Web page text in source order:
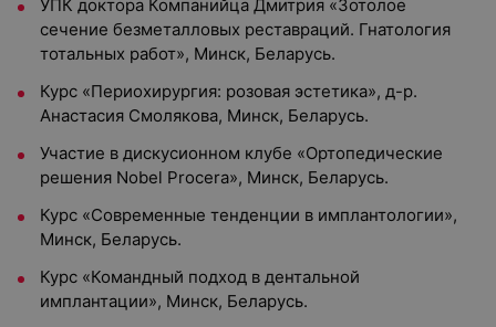
УПК доктора Компанийца Дмитрия «Зотолое
сечение безметалловых реставраций. Гнатология
тотальных работ», Минск, Беларусь.
Курс «Периохирургия: розовая эстетика», д-р.
Анастасия Смолякова, Минск, Беларусь.
Участие в дискусионном клубе «Ортопедические
решения Nobel Procera», Минск, Беларусь.
Курс «Современные тенденции в имплантологии»,
Минск, Беларусь.
Курс «Командный подход в дентальной
имплантации», Минск, Беларусь.